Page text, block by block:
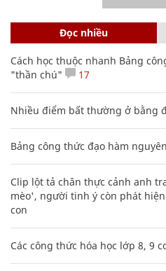
Đọc nhiều
Cách học thuộc nhanh Bảng
"thần chú"
17
Nhiều điểm bất thường ở bằng
Bảng công thức đạo hàm
Clip lột tả chân thực cảnh anh
mèo', người tinh ý còn phát
con
Các công thức hóa học lớp 8, 9